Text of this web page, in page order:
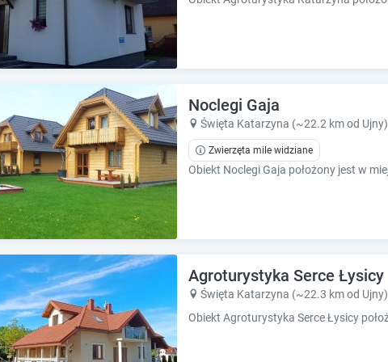
Noclegi Gaja
Święta Katarzyna (~22.2 km od Ujny)
Zwierzęta mile widziane
Agroturystyka Serce Łysicy
Święta Katarzyna (~22.3 km od Ujny)